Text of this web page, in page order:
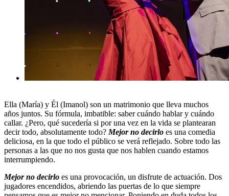
Ella (María) y Él (Imanol) son un matrimonio que lleva muchos
años juntos. Su fórmula, imbatible: saber cuándo hablar y cuándo
callar. ¿Pero, qué sucedería si por una vez en la vida se plantearan
decir todo, absolutamente todo? Mejor no decirlo es una comedia
deliciosa, en la que todo el público se verá reflejado. Sobre todo las
personas a las que no nos gusta que nos hablen cuando estamos
interrumpiendo.
Mejor no decirlo es una provocación, un disfrute de actuación. Dos
jugadores encendidos, abriendo las puertas de lo que siempre